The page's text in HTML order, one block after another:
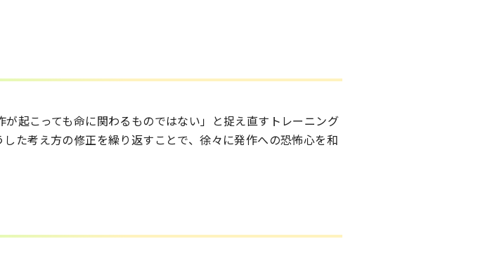
起こっても命に関わるものではない」と捉え直すトレーニング
た考え方の修正を繰り返すことで、徐々に発作への恐怖心を和